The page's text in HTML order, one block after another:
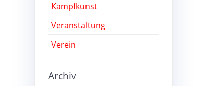
Kampfkunst
Veranstaltung
Verein
Archiv